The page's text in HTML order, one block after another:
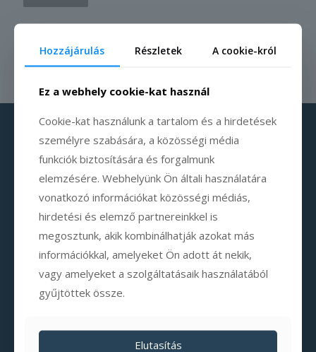
Hozzájárulás Részletek A cookie-król
Ez a webhely cookie-kat használ
Cookie-kat használunk a tartalom és a hirdetések
személyre szabására, a közösségi média
funkciók biztosítására és forgalmunk
elemzésére. Webhelyünk Ön általi használatára
vonatkozó információkat közösségi médiás,
hirdetési és elemző partnereinkkel is
megosztunk, akik kombinálhatják azokat más
információkkal, amelyeket Ön adott át nekik,
vagy amelyeket a szolgáltatásaik használatából
gyűjtöttek össze.
Elutasítás